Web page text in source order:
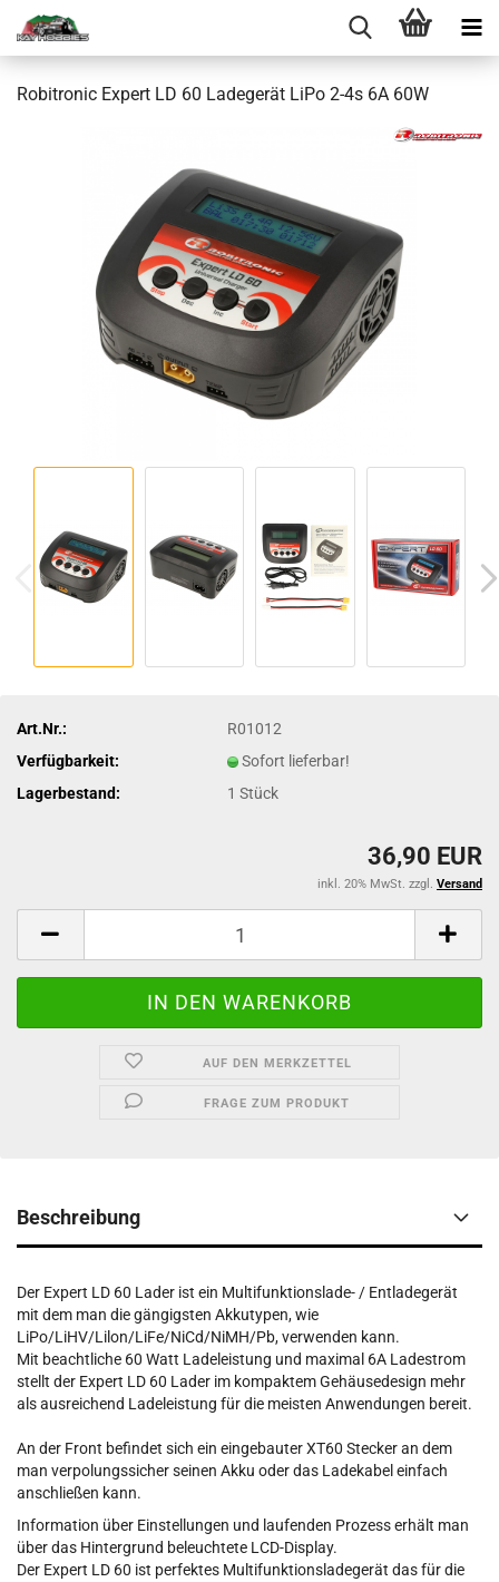
Robitronic Expert LD 60 Ladegerät LiPo 2-4s 6A 60W
Art.Nr.:
R01012
Verfügbarkeit:
Sofort lieferbar!
Lagerbestand:
1Stück
36,90 EUR
inkl. 20% MwSt. zzgl. Versand
AUF DEN MERKZETTEL
FRAGE ZUM PRODUKT
Beschreibung
Der Expert LD 60 Lader ist ein Multifunktionslade- / Entladegerät
mit dem man die gängigsten Akkutypen, wie
LiPo/LiHV/Lilon/LiFe/NiCd/NiMH/Pb, verwenden kann.
Mit beachtliche 60 Watt Ladeleistung und maximal 6A Ladestrom
stellt der Expert LD 60 Lader im kompaktem Gehäusedesign mehr
als ausreichend Ladeleistung für die meisten Anwendungen bereit.
An der Front befindet sich ein eingebauter XT60 Stecker an dem
man verpolungssicher seinen Akku oder das Ladekabel einfach
anschließen kann.
Information über Einstellungen und laufenden Prozess erhält man
über das Hintergrund beleuchtete LCD-Display.
Der Expert LD 60 ist perfektes Multifunktionsladegerät das für die